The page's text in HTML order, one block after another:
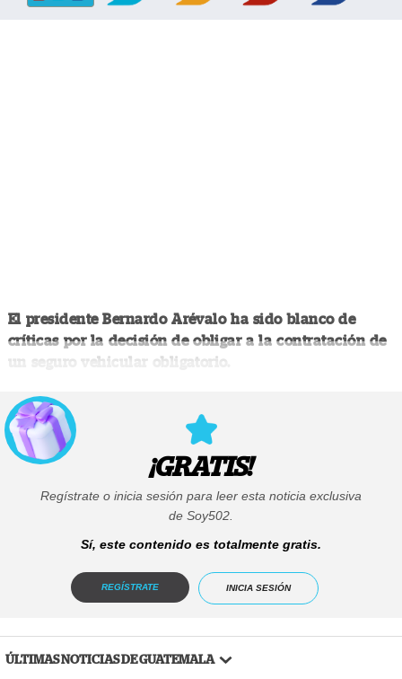
El presidente Bernardo Arévalo ha sido blanco de
críticas por la decisión de obligar a la contratación de
un seguro vehicular obligatorio.
¡GRATIS!
Regístrate o inicia sesión para leer esta noticia exclusiva
de Soy502.
Sí, este contenido es totalmente gratis.
REGÍSTRATE INICIA SESIÓN
ÚLTIMAS NOTICIAS DE GUATEMALA